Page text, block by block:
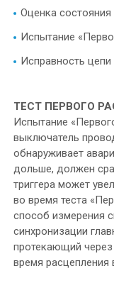
Оценка
Испытание
Исправность цепи
ТЕСТ ПЕРВОГО
Испытание
выключатель
обнаруживает
дольше, должен
триггера может
во время теста
способ измерения
синхронизации
протекающий
время расцепления